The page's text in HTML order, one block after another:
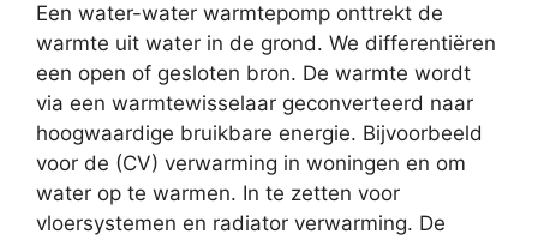
Een water-water warmtepomp onttrekt de
warmte uit water in de grond. We differentiëren
een open of gesloten bron. De warmte wordt
via een warmtewisselaar geconverteerd naar
hoogwaardige bruikbare energie. Bijvoorbeeld
voor de (CV) verwarming in woningen en om
water op te warmen. In te zetten voor
vloersystemen en radiator verwarming. De